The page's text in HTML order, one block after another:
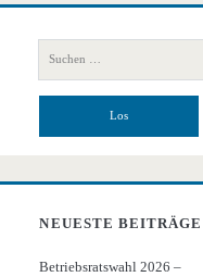
Primäre
nach:
NEUESTE BEITRÄGE
Betriebsratswahl 2026 –